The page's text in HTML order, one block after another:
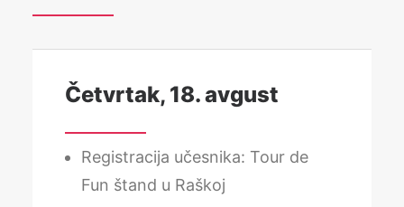
Četvrtak, 18. avgust
Registracija učesnika: Tour de
Fun štand u Raškoj